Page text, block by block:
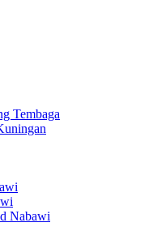
Tembaga
Nabawi